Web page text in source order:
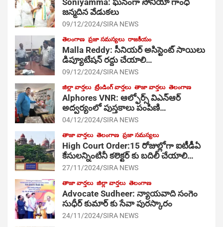
Soniyamma: ఘ‌నంగా సోనియా గాంధీ
జ‌న్మ‌దిన వేడుక‌లు
09/12/2024 SIRA NEWS
తెలంగాణ ప్రజా సమస్యలు రాజకీయం
Malla Reddy: సీనియర్ అసిస్టెంట్ సాయిలు
డిప్యూటేషన్ రద్దు చేయాలి…
09/12/2024 SIRA NEWS
జిల్లా వార్తలు ట్రేండింగ్ వార్తలు తాజా వార్తలు తెలంగాణ
Alphores VNR: ఆల్ఫోర్స్ విఎన్ఆర్
అద్వర్యంలో పుస్తకాలు పంపిణి…
04/12/2024 SIRA NEWS
తాజా వార్తలు తెలంగాణ ప్రజా సమస్యలు
High Court Order:15 రోజుల్లోగా ఐటీడీఏ
కేసులన్నింటినీ కలెక్టర్ కు బదిలీ చేయాలి…
27/11/2024 SIRA NEWS
తాజా వార్తలు జిల్లా వార్తలు తెలంగాణ
Advocate Sudheer: న్యాయవాది సంగెం
సుధీర్ కుమార్ కు సేవా పురస్కారం
24/11/2024 SIRA NEWS